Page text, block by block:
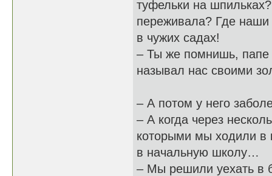
туфельки на
переживала? Где наши
в чужих садах!
– Ты же помнишь, папе
называл нас своими
– А потом у него
– А когда через
которыми мы ходили в
в начальную школу…
– Мы решили уехать в